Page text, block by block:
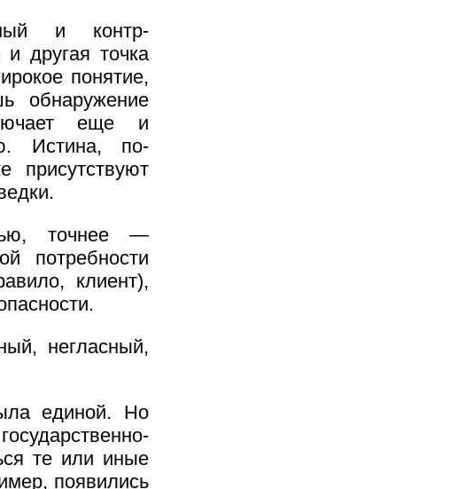
и контр-
другая точка
понятие,
обнаружение
еще и
Истина, по-
присутствуют
точнее —
потребности
клиент),
негласный,
единой. Но
те или иные
появились